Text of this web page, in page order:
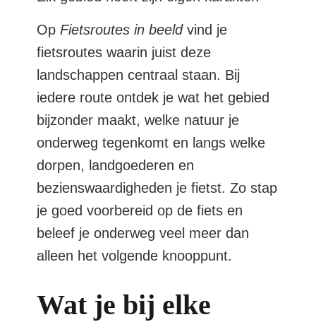
Op Fietsroutes in beeldvind je
fietsroutes waarin juist deze
landschappen centraal staan. Bij
iedere route ontdek je wat het gebied
bijzonder maakt, welke natuur je
onderweg tegenkomt en langs welke
dorpen, landgoederen en
bezienswaardigheden je fietst. Zo stap
je goed voorbereid op de fiets en
beleef je onderweg veel meer dan
alleen het volgende knooppunt.
Wat je bij elke